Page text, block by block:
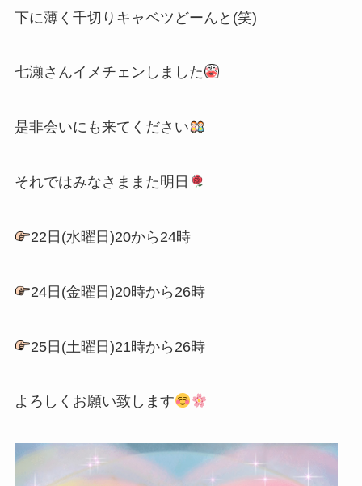
下に薄く千切りキャベツどーんと(笑)
七瀬さんイメチェンしました
是非会いにも来てください
それではみなさままた明日
22日(水曜日)20から24時
24日(金曜日)20時から26時
25日(土曜日)21時から26時
よろしくお願い致します